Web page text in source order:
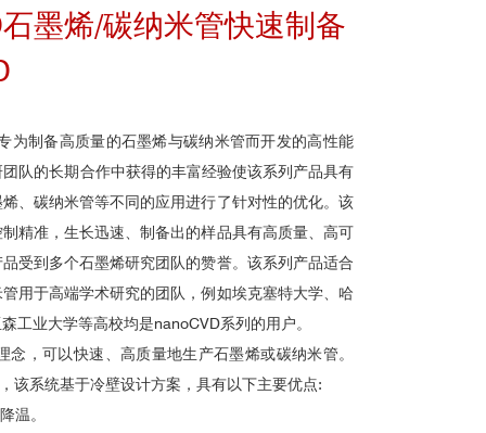
墨烯/碳纳米管快速制备
为制备高质量的石墨烯与碳纳米管而开发的高性能
队的长期合作中获得的丰富经验使该系列产品具有
、碳纳米管等不同的应用进行了针对性的优化。该
精准，生长迅速、制备出的样品具有高质量、高可
受到多个石墨烯研究团队的赞誉。该系列产品适合
用于高端学术研究的团队，例如埃克塞特大学、哈
工业大学等高校均是nanoCVD系列的用户。
念，可以快速、高质量地生产石墨烯或碳纳米管。
该系统基于冷壁设计方案，具有以下主要优点:
温。